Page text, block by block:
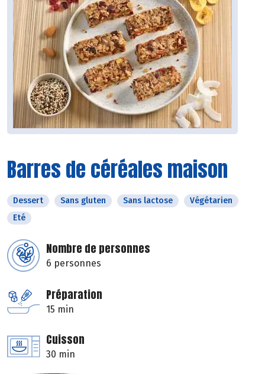
Barres de céréales maison
Dessert Sans gluten Sans lactose
Végétarien
Eté
Nombre de personnes
6 personnes
Préparation
15 min
Cuisson
30 min